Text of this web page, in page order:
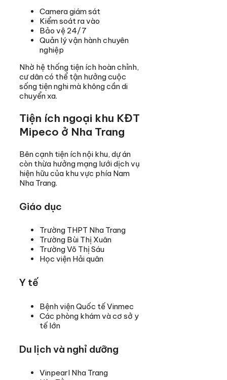
Camera giám sát
Kiểm soát ra vào
Bảo vệ 24/7
Quản lý vận hành chuyên
nghiệp
Nhờ hệ thống tiện ích hoàn chỉnh,
cư dân có thể tận hưởng cuộc
sống tiện nghi mà không cần di
chuyển xa.
Tiện ích ngoại khu KĐT
Mipeco ở Nha Trang
Bên cạnh tiện ích nội khu, dự án
còn thừa hưởng mạng lưới dịch vụ
hiện hữu của khu vực phía Nam
Nha Trang.
Giáo dục
Trường THPT Nha Trang
Trường Bùi Thị Xuân
Trường Võ Thị Sáu
Học viện Hải quân
Y tế
Bệnh viện Quốc tế Vinmec
Các phòng khám và cơ sở y
tế lớn
Du lịch và nghỉ dưỡng
Vinpearl Nha Trang